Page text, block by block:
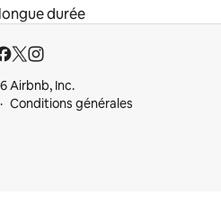
durée
Airbnb, Inc.
Conditions générales